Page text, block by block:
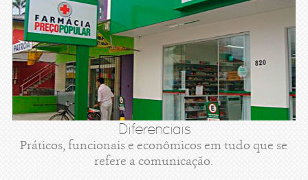
Diferenciais
Práticos, funcionais e econômicos em tudo que se
refere a comunicação.